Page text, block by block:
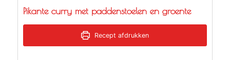
Pikante curry met paddenstoelen en groente
Recept afdrukken